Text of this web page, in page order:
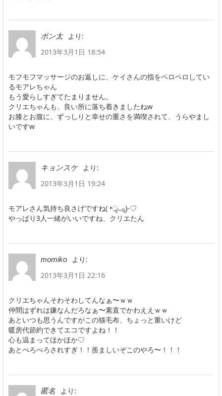
ポン太
より:
2013年3月1日 18:54
モフモフマッサージのお返しに、ケイさんの指をペロペロしてい
るモアレちゃん
もう愛らしすぎてたまりません。
クリエちゃんも、良い所に落ち着きましたねw
お膝とお腹に、ずっしりと幸せの重さを満喫されて、うらやまし
いですw
キョンスケ
より:
2013年3月1日 19:24
モアレさん気持ち良さげですね( •ॢ◡-ॢ)-♡
やっぱり3人一緒がいいですね、クリエたん
momiko
より:
2013年3月1日 22:16
クリエちゃんそわそわしてんなぁ〜ｗｗ
仲間はずれは嫌なんだろなぁ〜素直でかわええｗｗ
あといつも思うんですがこの猫毛布、ちょっと重いけど
暖房代節約できてエコですよね！！
心も温まってほかほか♡
あとぺろぺろされすぎ！！羨ましいぞこのやろ〜！！！
匿名
より: